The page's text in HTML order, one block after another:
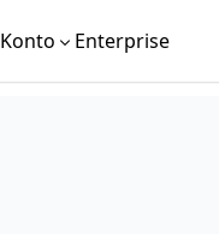
Konto Enterprise